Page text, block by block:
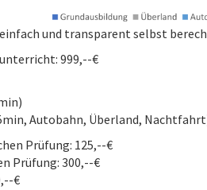
und transparent selbst
999,--€
Autobahn, Überland,
Prüfung: 125,--€
Prüfung: 300,--€
€